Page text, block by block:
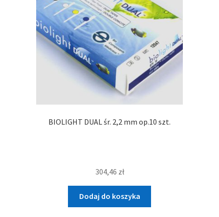
BIOLIGHT DUAL śr. 2,2 mm op.10 szt.
304,46 zł
Dodaj do koszyka